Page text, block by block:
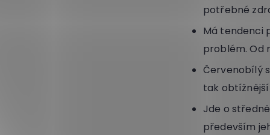
potřebné
Má tendenci
problém. Od
Červenobílý
tak
Jde o
především